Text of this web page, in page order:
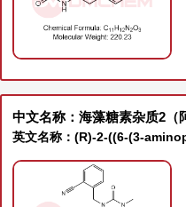
中文名称：海藻糖素杂质2（